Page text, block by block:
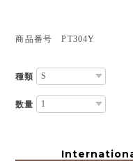
商品番号 PT304Y
種類
数量